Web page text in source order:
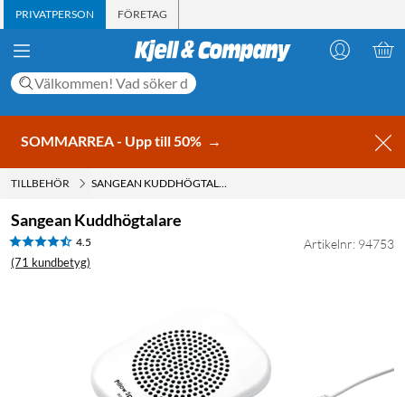
PRIVATPERSON FÖRETAG
SOMMARREA - Upp till 50% →
TILLBEHÖR SANGEAN KUDDHÖGTALARE
Sangean Kuddhögtalare
4.5
(71 kundbetyg)
Artikelnr: 94753